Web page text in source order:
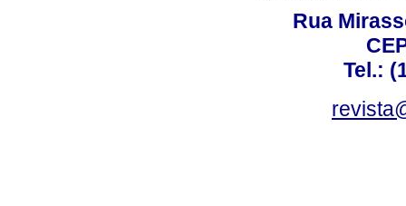
Rua
Tel.: